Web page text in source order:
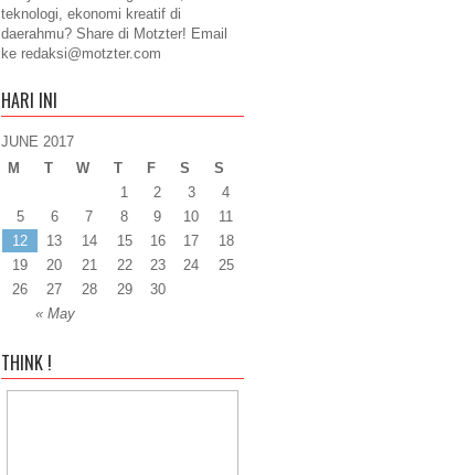
teknologi, ekonomi kreatif di
daerahmu? Share di Motzter! Email
ke redaksi@motzter.com
HARI INI
JUNE 2017
M
T W T F S S
« May
1 2 3
4
5
6 7 8 9 10
11
12
13 14 15 16 17
18
19
20 21 22 23 24
25
26
27 28 29 30
THINK !